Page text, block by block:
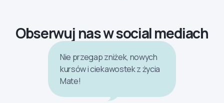
Obserwuj nas w social mediach
Nie przegap zniżek, nowych
kursów i ciekawostek z życia
Mate!